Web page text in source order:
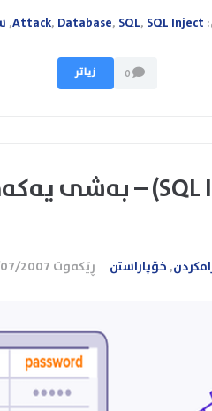
Attack, Database, SQL, SQL Inject
,
زیاتر
,خۆپاراستن ڕێکەوت 2007